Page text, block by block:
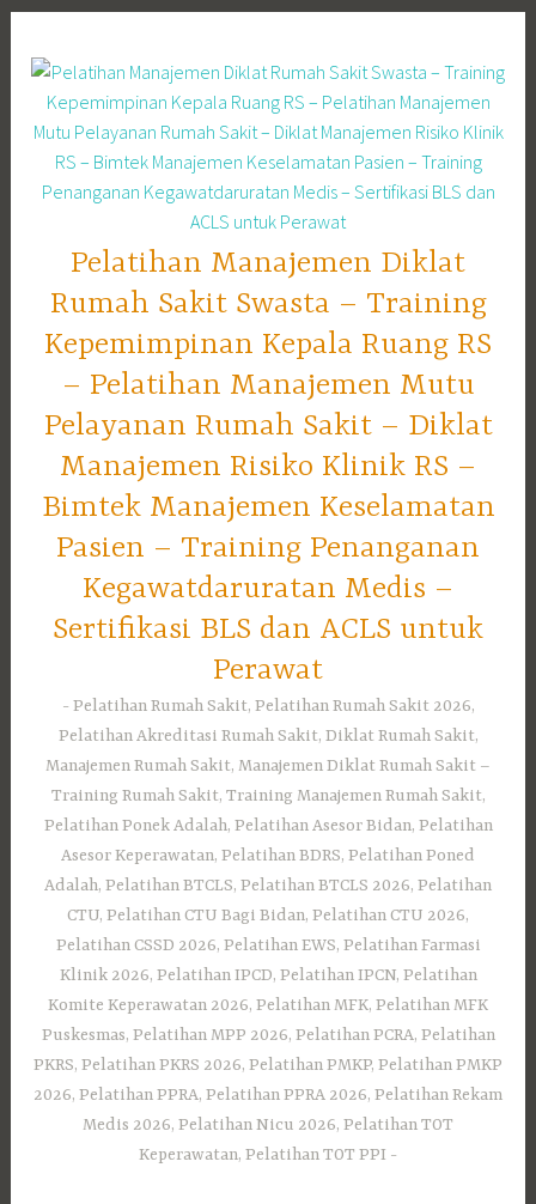
Skip
content
Pelatihan Manajemen Diklat
Rumah Sakit Swasta – Training
Kepemimpinan Kepala Ruang RS
– Pelatihan Manajemen Mutu
Pelayanan Rumah Sakit – Diklat
Manajemen Risiko Klinik RS –
Bimtek Manajemen Keselamatan
Pasien – Training Penanganan
Kegawatdaruratan Medis –
Sertifikasi BLS dan ACLS untuk
Perawat
Pelatihan Rumah Sakit, Pelatihan Rumah Sakit 2026,
Pelatihan Akreditasi Rumah Sakit, Diklat Rumah Sakit,
Manajemen Rumah Sakit, Manajemen Diklat Rumah Sakit –
Training Rumah Sakit, Training Manajemen Rumah Sakit,
Pelatihan Ponek Adalah, Pelatihan Asesor Bidan, Pelatihan
Asesor Keperawatan, Pelatihan BDRS, Pelatihan Poned
Adalah, Pelatihan BTCLS, Pelatihan BTCLS 2026, Pelatihan
CTU, Pelatihan CTU Bagi Bidan, Pelatihan CTU 2026,
Pelatihan CSSD 2026, Pelatihan EWS, Pelatihan Farmasi
Klinik 2026, Pelatihan IPCD, Pelatihan IPCN, Pelatihan
Komite Keperawatan 2026, Pelatihan MFK, Pelatihan MFK
Puskesmas, Pelatihan MPP 2026, Pelatihan PCRA, Pelatihan
PKRS, Pelatihan PKRS 2026, Pelatihan PMKP, Pelatihan PMKP
2026, Pelatihan PPRA, Pelatihan PPRA 2026, Pelatihan Rekam
Medis 2026, Pelatihan Nicu 2026, Pelatihan TOT
Keperawatan, Pelatihan TOT PPI